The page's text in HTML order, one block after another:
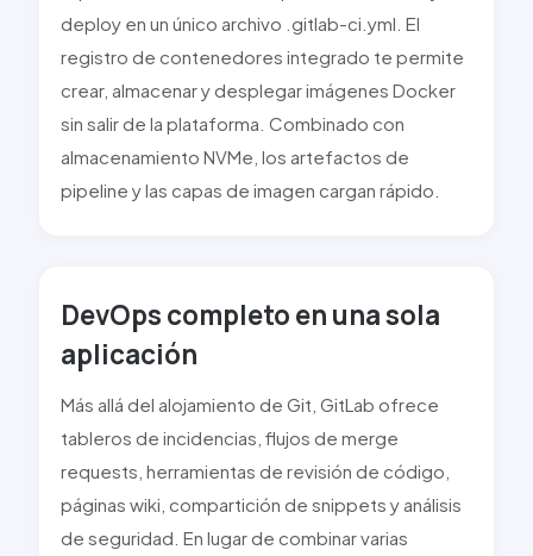
deploy en un único archivo .gitlab-ci.yml. El
registro de contenedores integrado te permite
crear, almacenar y desplegar imágenes Docker
sin salir de la plataforma. Combinado con
almacenamiento NVMe, los artefactos de
pipeline y las capas de imagen cargan rápido.
DevOps completo en una sola
aplicación
Más allá del alojamiento de Git, GitLab ofrece
tableros de incidencias, flujos de merge
requests, herramientas de revisión de código,
páginas wiki, compartición de snippets y análisis
de seguridad. En lugar de combinar varias